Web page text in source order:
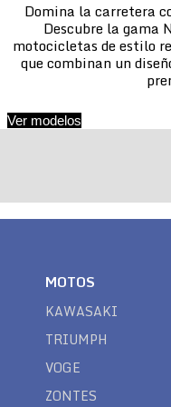
Domina la carretera
Descubre la gama
motocicletas de estilo
que combinan un
Ver modelos
MOTOS
KAWASAKI
TRIUMPH
VOGE
ZONTES